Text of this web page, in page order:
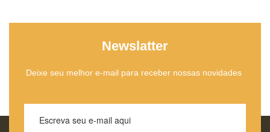
Newslatter
Deixe seu melhor e-mail para receber nossas novidades